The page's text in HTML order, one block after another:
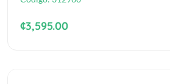
¢3,595.00